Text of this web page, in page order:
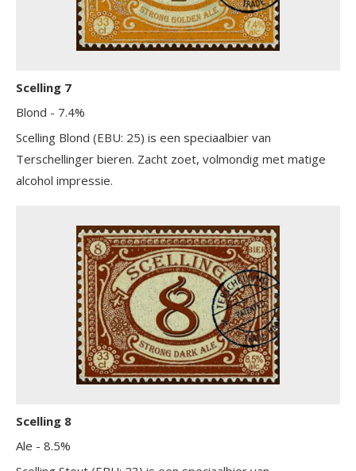
Scelling 7
Blond - 7.4%
Scelling Blond (EBU: 25) is een speciaalbier van
Terschellinger bieren. Zacht zoet, volmondig met matige
alcohol impressie.
Scelling 8
Ale - 8.5%